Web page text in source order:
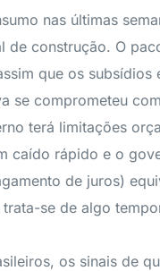
nas últimas
construção. O
que os
se comprometeu
terá limitações
caído rápido e o
de juros)
se de algo
os sinais de